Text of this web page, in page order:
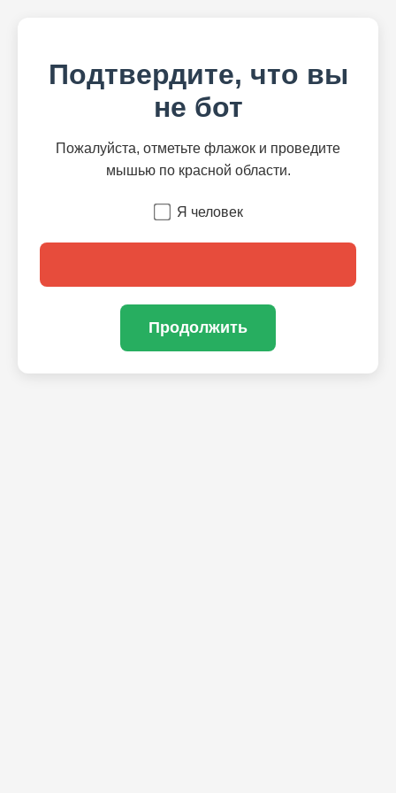
Подтвердите, что вы
не бот
Пожалуйста, отметьте флажок и проведите
мышью по красной области.
Я человек
Продолжить